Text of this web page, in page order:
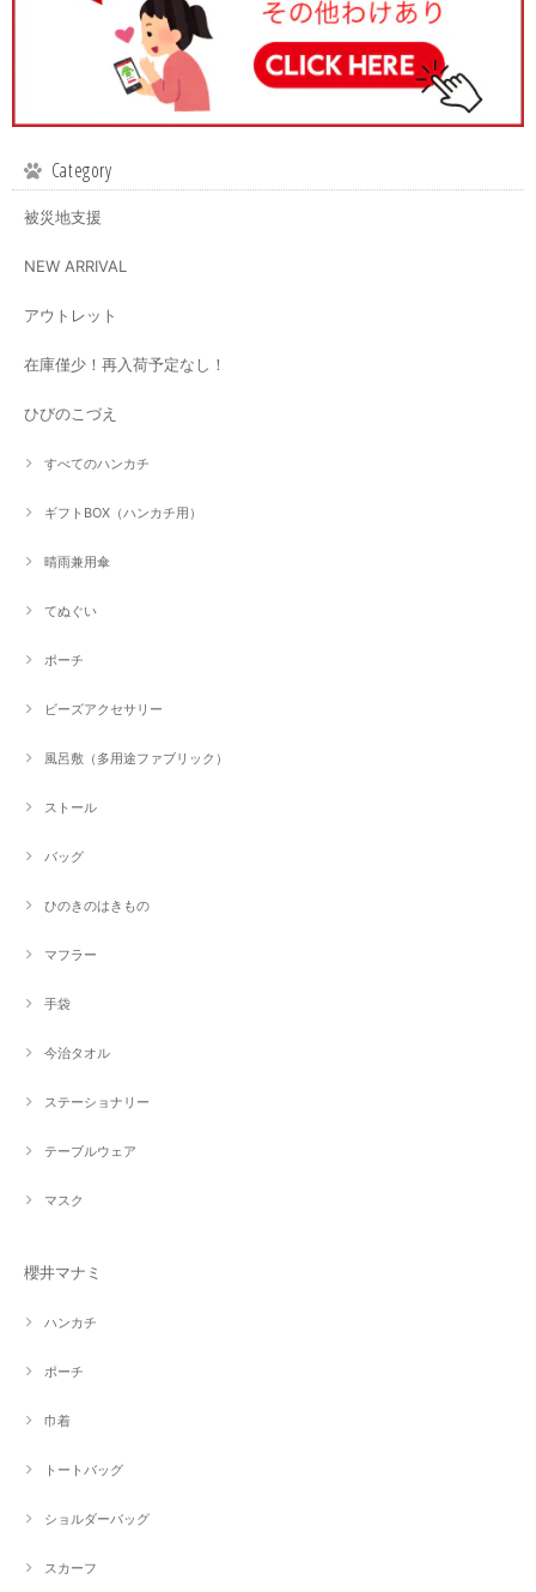
Category
被災地支援
NEW ARRIVAL
アウトレット
在庫僅少！再入荷予定なし！
ひびのこづえ
すべてのハンカチ
ギフトBOX（ハンカチ用）
晴雨兼用傘
てぬぐい
ポーチ
ビーズアクセサリー
風呂敷（多用途ファブリック）
ストール
バッグ
ひのきのはきもの
マフラー
手袋
今治タオル
ステーショナリー
テーブルウェア
マスク
櫻井マナミ
ハンカチ
ポーチ
巾着
トートバッグ
ショルダーバッグ
スカーフ